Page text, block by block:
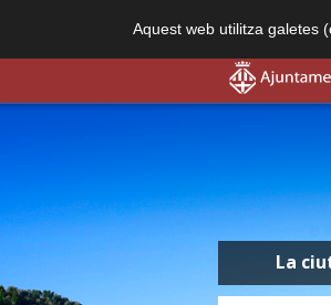
Aquest web utilitza galetes
La